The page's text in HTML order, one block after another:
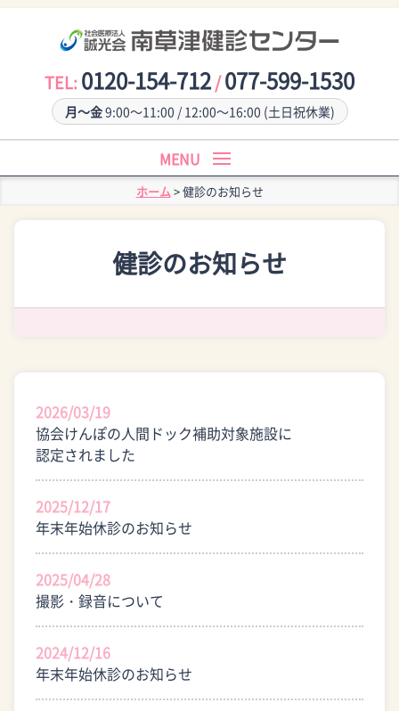
TEL:0120-154-712/077-599-1530
月〜金9:00〜11:00 / 12:00〜16:00 (土日祝休業)
センターについて
よくある質問
ホーム>健診のお知らせ
健診のお知らせ
2026/03/19
協会けんぽの人間ドック補助対象施設に
認定されました
2025/12/17
年末年始休診のお知らせ
2025/04/28
撮影・録音について
2024/12/16
年末年始休診のお知らせ